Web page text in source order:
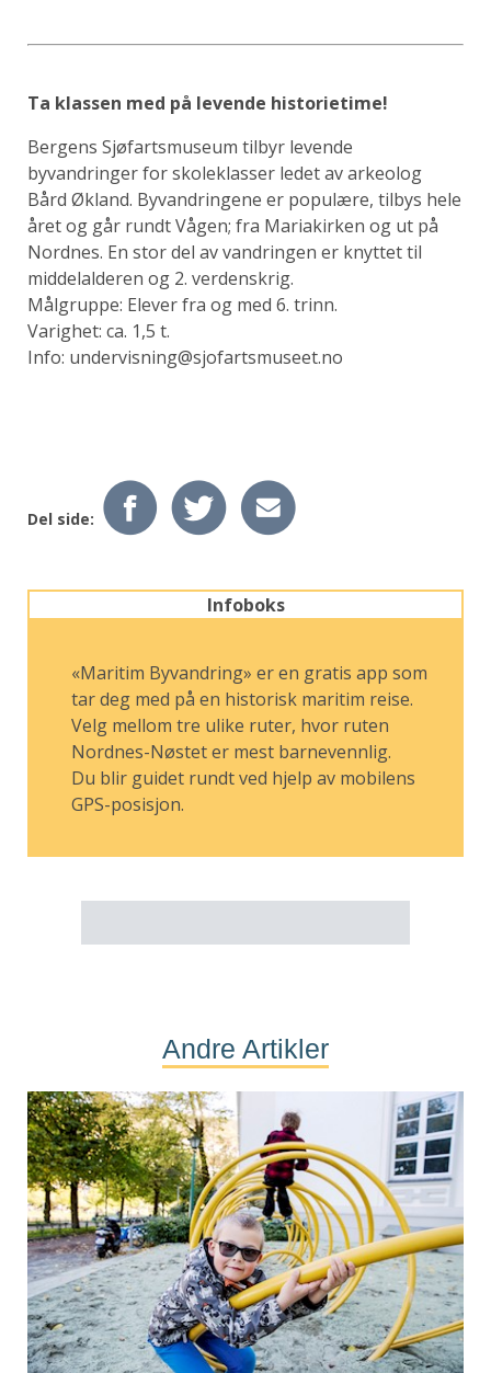
Ta klassen med på levende historietime!
Bergens Sjøfartsmuseum tilbyr levende
byvandringer for skoleklasser ledet av arkeolog
Bård Økland. Byvandringene er populære, tilbys hele
året og går rundt Vågen; fra Mariakirken og ut på
Nordnes. En stor del av vandringen er knyttet til
middelalderen og 2. verdenskrig.
Målgruppe: Elever fra og med 6. trinn.
Varighet: ca. 1,5 t.
Info: undervisning@sjofartsmuseet.no
Del side:
Infoboks
«Maritim Byvandring» er en gratis app som
tar deg med på en historisk maritim reise.
Velg mellom tre ulike ruter, hvor ruten
Nordnes-Nøstet er mest barnevennlig.
Du blir guidet rundt ved hjelp av mobilens
GPS-posisjon.
Andre Artikler